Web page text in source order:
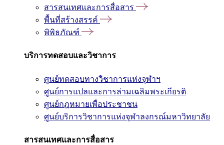
สารสนเทศและการสื่อสาร
พื้นที่สร้างสรรค์
พิพิธภัณฑ์
บริการทดสอบและวิชาการ
ศูนย์ทดสอบทางวิชาการแห่งจุฬาฯ
ศูนย์การแปลและการล่ามเฉลิมพระเกียรติ
ศูนย์กฎหมายเพื่อประชาชน
ศูนย์บริการวิชาการแห่งจุฬาลงกรณ์มหาวิทยาลัย
สารสนเทศและการสื่อสาร